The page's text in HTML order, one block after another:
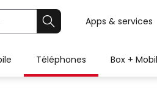
Apps & services
Téléphones Box +